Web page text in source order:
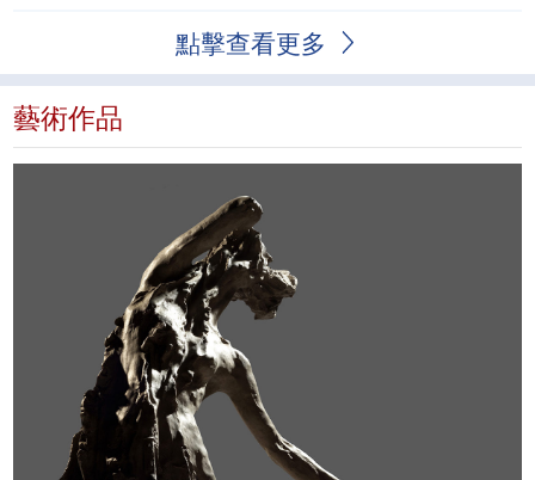
點擊查看更多
藝術作品